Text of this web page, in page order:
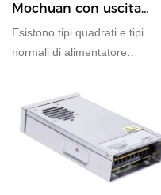
Mochuan con uscita
segnale DC OK integrata
Esistono tipi quadrati e tipi
normali di alimentatore
con 350 W 600 W per la
selezione